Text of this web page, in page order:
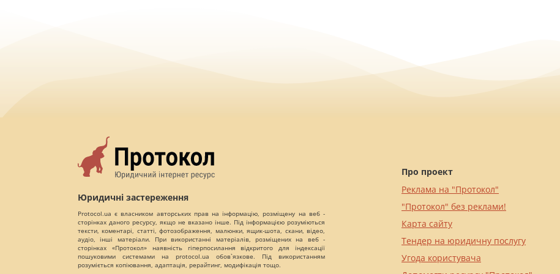
Юридичні застереження
Protocol.ua є власником авторських прав на інформацію, розміщену на веб -
сторінках даного ресурсу, якщо не вказано інше. Під інформацією розуміються
тексти, коментарі, статті, фотозображення, малюнки, ящик-шота, скани, відео,
аудіо, інші матеріали. При використанні матеріалів, розміщених на веб -
сторінках «Протокол» наявність гіперпосилання відкритого для індексації
пошуковими системами на protocol.ua обов`язкове. Під використанням
розуміється копіювання, адаптація, рерайтинг, модифікація тощо.
Про проект
Реклама на "Протокол"
"Протокол" без реклами!
Карта сайту
Тендер на юридичну послугу
Угода користувача